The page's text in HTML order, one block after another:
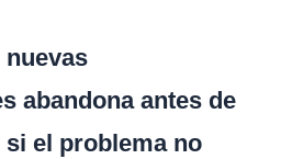
nuevas
abandona antes de
si el problema no